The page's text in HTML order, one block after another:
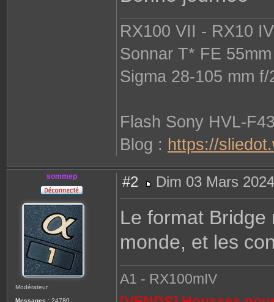
RX100 VII - RX10
Sonnar T* FE
Sigma 28-105 mm
Flash Sony HVL-
Blog : https://
sommep
Modérateur
Messages : 24780
#2
e
s
a
Dim 03 Mars
Le format
monde, et les
A1 - RX100mIV